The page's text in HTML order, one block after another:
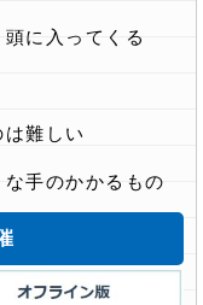
に入ってくる
難しい
手のかかるもの